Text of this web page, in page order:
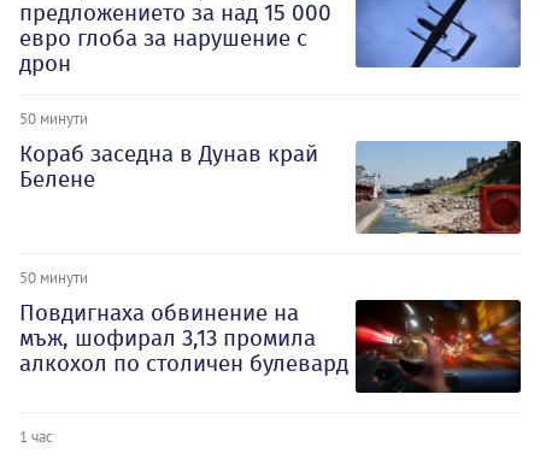
предложението за над 15 000
евро глоба за нарушение с
дрон
50 минути
Кораб заседна в Дунав край
Белене
50 минути
Повдигнаха обвинение на
мъж, шофирал 3,13 промила
алкохол по столичен булевард
1 час